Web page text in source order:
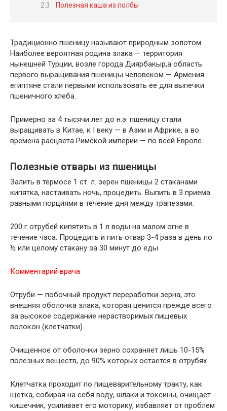
Полезная каша из полбы
Традиционно пшеницу называют природным золотом.
Наиболее вероятная родина злака — территория
нынешней Турции, возле города Диярбакыр,а область
первого выращивания пшеницы человеком — Армения.
египтяне стали первыми использовать ее для выпечки
пшеничного хлеба.
Примерно за 4 тысячи лет до н.э. пшеницу стали
выращивать в Китае, к Ι веку — в Азии и Африке, а во
времена расцвета Римской империи — по всей Европе.
Полезные отвары из пшеницы
Залить в термосе 1 ст. л. зерен пшеницы 2 стаканами
кипятка, настаивать ночь, процедить. Выпить в 3 приема
равными порциями в течение дня между трапезами.
200 г отрубей кипятить в 1 л воды на малом огне в
течение часа. Процедить и пить отвар 3-4 раза в день по
½ или целому стакану за 30 минут до еды.
Комментарий врача
Отруби — побочный продукт переработки зерна, это
внешняя оболочка злака, которая ценится прежде всего
за высокое содержание нерастворимых пищевых
волокон (клетчатки).
Очищенное от оболочки зерно сохраняет лишь 10-15%
полезных веществ, до 90% которых остается в отрубях.
Клетчатка проходит по пищеварительному тракту, как
щетка, собирая на себя воду, шлаки и токсины, очищает
кишечник, усиливает его моторику, избавляет от проблем